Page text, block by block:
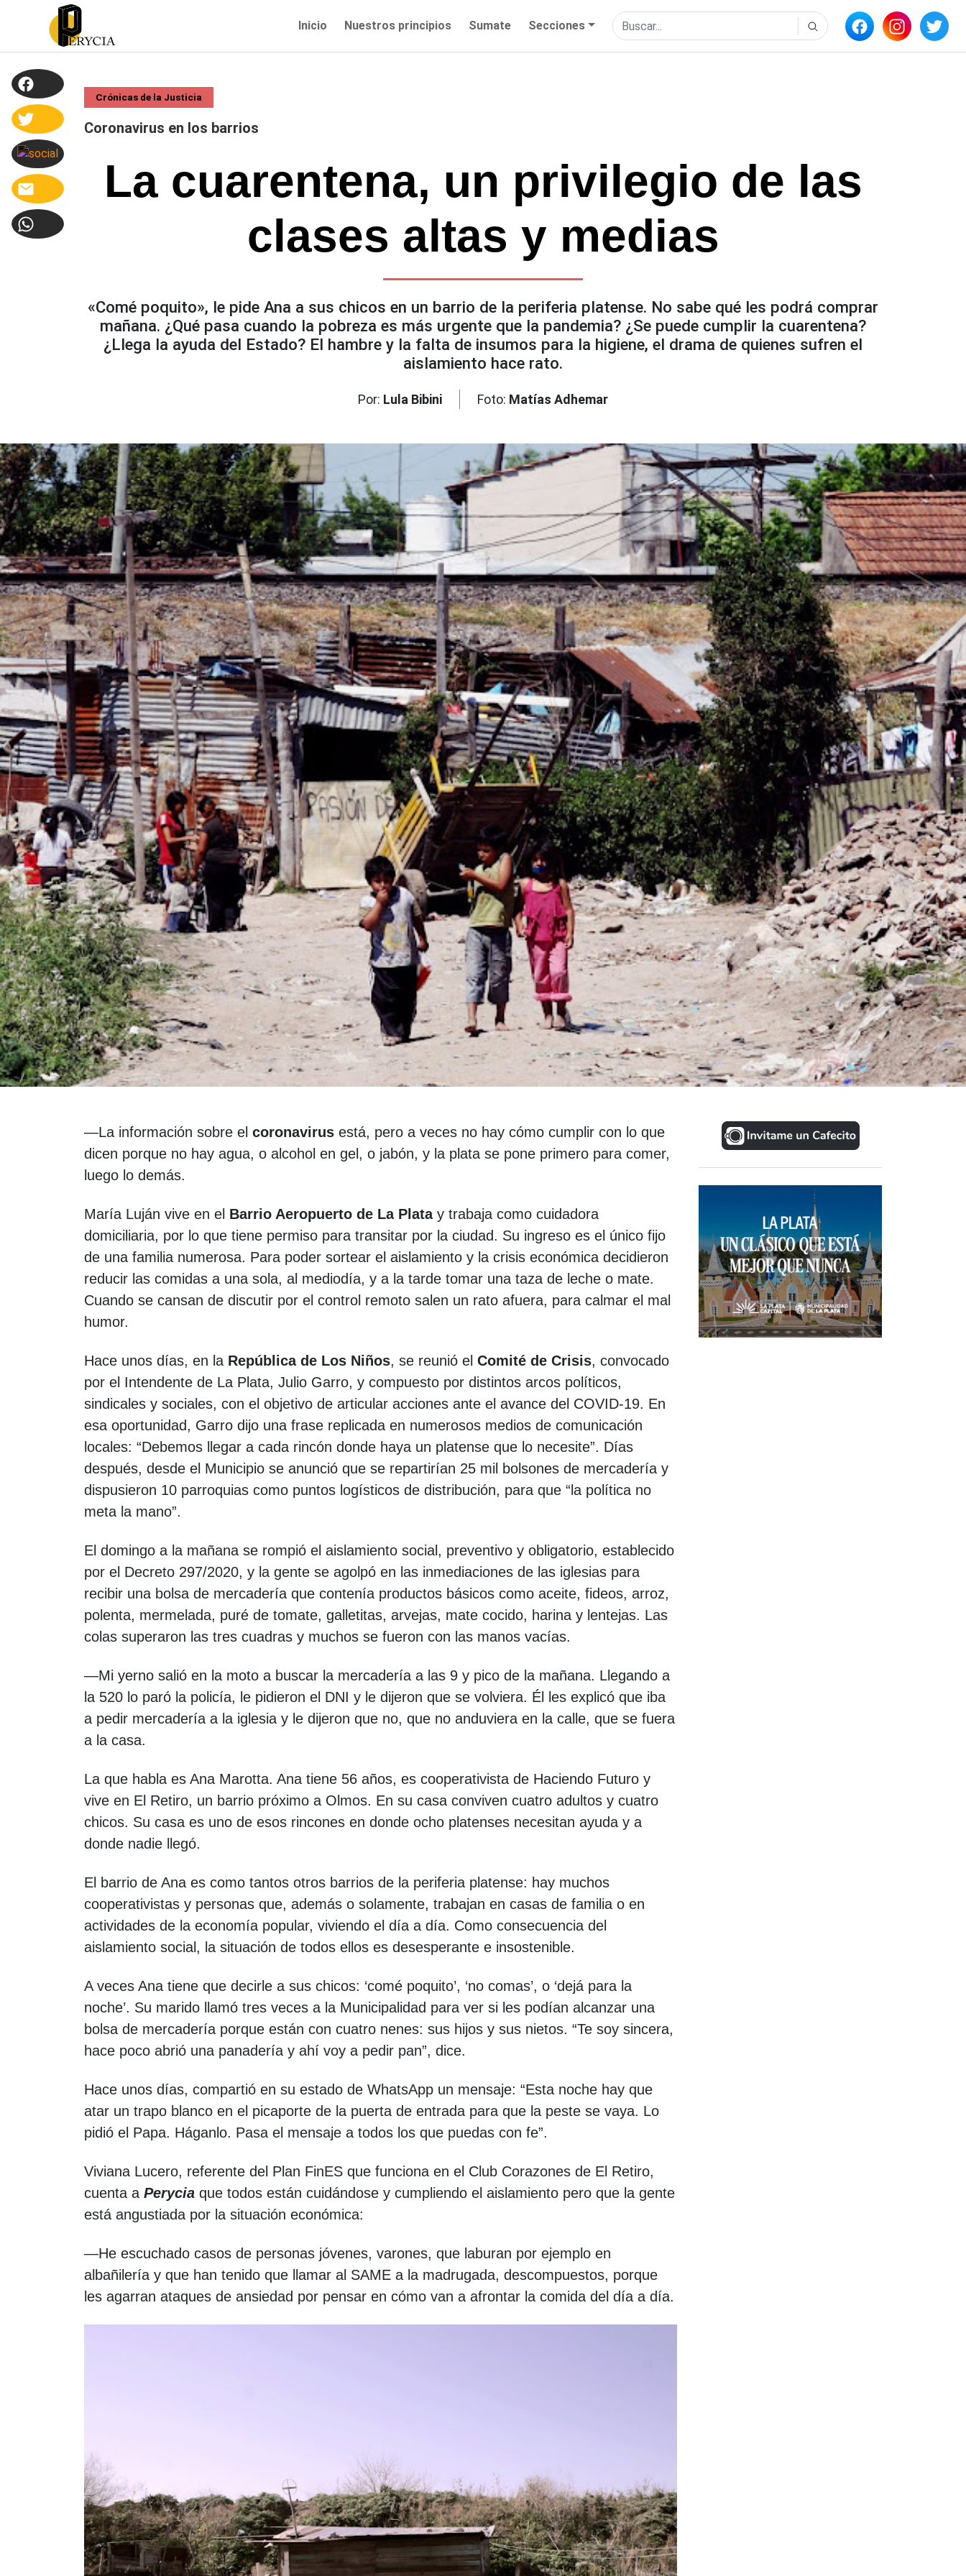
Inicio Nuestros principios Sumate Secciones
Crónicas de la Justicia
Coronavirus en los barrios
La cuarentena, un privilegio de las
clases altas y medias
«Comé poquito», le pide Ana a sus chicos en un barrio de la periferia platense. No sabe qué les podrá comprar
mañana. ¿Qué pasa cuando la pobreza es más urgente que la pandemia? ¿Se puede cumplir la cuarentena?
¿Llega la ayuda del Estado? El hambre y la falta de insumos para la higiene, el drama de quienes sufren el
aislamiento hace rato.
Por: Lula Bibini Foto: Matías Adhemar
—La información sobre el coronavirus está, pero a veces no hay cómo cumplir con lo que
dicen porque no hay agua, o alcohol en gel, o jabón, y la plata se pone primero para comer,
luego lo demás.
María Luján vive en el Barrio Aeropuerto de La Platay trabaja como cuidadora
domiciliaria, por lo que tiene permiso para transitar por la ciudad. Su ingreso es el único fijo
de una familia numerosa. Para poder sortear el aislamiento y la crisis económica decidieron
reducir las comidas a una sola, al mediodía, y a la tarde tomar una taza de leche o mate.
Cuando se cansan de discutir por el control remoto salen un rato afuera, para calmar el mal
humor.
Hace unos días, en la República de Los Niños, se reunió el Comité de Crisis, convocado
por el Intendente de La Plata, Julio Garro, y compuesto por distintos arcos políticos,
sindicales y sociales, con el objetivo de articular acciones ante el avance del COVID-19. En
esa oportunidad, Garro dijo una frase replicada en numerosos medios de comunicación
locales: “Debemos llegar a cada rincón donde haya un platense que lo necesite”. Días
después, desde el Municipio se anunció que se repartirían 25 mil bolsones de mercadería y
dispusieron 10 parroquias como puntos logísticos de distribución, para que “la política no
meta la mano”.
El domingo a la mañana se rompió el aislamiento social, preventivo y obligatorio, establecido
por el Decreto 297/2020, y la gente se agolpó en las inmediaciones de las iglesias para
recibir una bolsa de mercadería que contenía productos básicos como aceite, fideos, arroz,
polenta, mermelada, puré de tomate, galletitas, arvejas, mate cocido, harina y lentejas. Las
colas superaron las tres cuadras y muchos se fueron con las manos vacías.
—Mi yerno salió en la moto a buscar la mercadería a las 9 y pico de la mañana. Llegando a
la 520 lo paró la policía, le pidieron el DNI y le dijeron que se volviera. Él les explicó que iba
a pedir mercadería a la iglesia y le dijeron que no, que no anduviera en la calle, que se fuera
a la casa.
La que habla es Ana Marotta. Ana tiene 56 años, es cooperativista de Haciendo Futuro y
vive en El Retiro, un barrio próximo a Olmos. En su casa conviven cuatro adultos y cuatro
chicos. Su casa es uno de esos rincones en donde ocho platenses necesitan ayuda y a
donde nadie llegó.
El barrio de Ana es como tantos otros barrios de la periferia platense: hay muchos
cooperativistas y personas que, además o solamente, trabajan en casas de familia o en
actividades de la economía popular, viviendo el día a día. Como consecuencia del
aislamiento social, la situación de todos ellos es desesperante e insostenible.
A veces Ana tiene que decirle a sus chicos: ‘comé poquito’, ‘no comas’, o ‘dejá para la
noche’. Su marido llamó tres veces a la Municipalidad para ver si les podían alcanzar una
bolsa de mercadería porque están con cuatro nenes: sus hijos y sus nietos. “Te soy sincera,
hace poco abrió una panadería y ahí voy a pedir pan”, dice.
Hace unos días, compartió en su estado de WhatsApp un mensaje: “Esta noche hay que
atar un trapo blanco en el picaporte de la puerta de entrada para que la peste se vaya. Lo
pidió el Papa. Háganlo. Pasa el mensaje a todos los que puedas con fe”.
Viviana Lucero, referente del Plan FinES que funciona en el Club Corazones de El Retiro,
cuenta a Perycia que todos están cuidándose y cumpliendo el aislamiento pero que la gente
está angustiada por la situación económica:
—He escuchado casos de personas jóvenes, varones, que laburan por ejemplo en
albañilería y que han tenido que llamar al SAME a la madrugada, descompuestos, porque
les agarran ataques de ansiedad por pensar en cómo van a afrontar la comida del día a día.